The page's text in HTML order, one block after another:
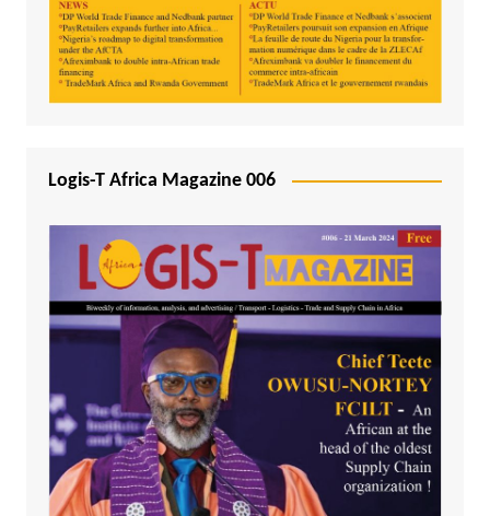
Logis-T Africa Magazine 006